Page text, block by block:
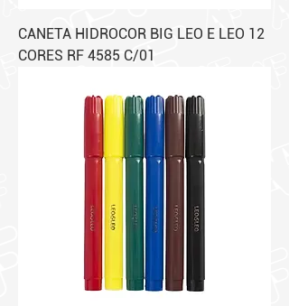
CANETA HIDROCOR BIG LEO E LEO 12
CORES RF 4585 C/01